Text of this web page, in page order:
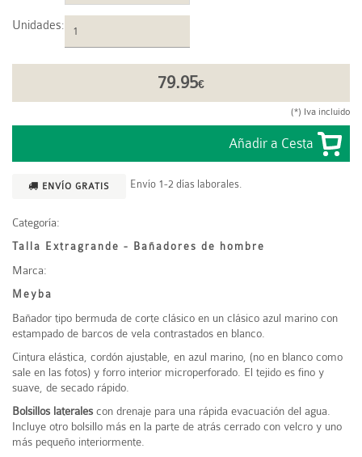
Unidades:
79.95€
(*) Iva incluido
ENVÍO GRATIS Envío 1-2 días laborales.
Categoría:
Talla Extragrande - Bañadores de hombre
Marca:
Meyba
Bañador tipo bermuda de corte clásico en un clásico azul marino con
estampado de barcos de vela contrastados en blanco.
Cintura elástica, cordón ajustable, en azul marino, (no en blanco como
sale en las fotos) y forro interior microperforado. El tejido es fino y
suave, de secado rápido.
Bolsillos laterales con drenaje para una rápida evacuación del agua.
Incluye otro bolsillo más en la parte de atrás cerrado con velcro y uno
más pequeño interiormente.